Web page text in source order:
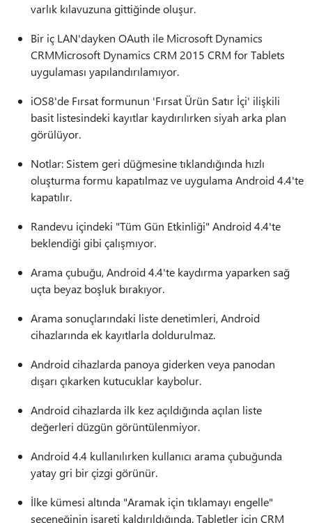
varlık kılavuzuna gittiğinde oluşur.
Bir iç LAN'dayken OAuth ile Microsoft Dynamics
CRMMicrosoft Dynamics CRM 2015 CRM for Tablets
uygulaması yapılandırılamıyor.
iOS8'de Fırsat formunun 'Fırsat Ürün Satır İçi' ilişkili
basit listesindeki kayıtlar kaydırılırken siyah arka plan
görülüyor.
Notlar: Sistem geri düğmesine tıklandığında hızlı
oluşturma formu kapatılmaz ve uygulama Android 4.4'te
kapatılır.
Randevu içindeki "Tüm Gün Etkinliği" Android 4.4'te
beklendiği gibi çalışmıyor.
Arama çubuğu, Android 4.4'te kaydırma yaparken sağ
uçta beyaz boşluk bırakıyor.
Arama sonuçlarındaki liste denetimleri, Android
cihazlarında ek kayıtlarla doldurulmaz.
Android cihazlarda panoya giderken veya panodan
dışarı çıkarken kutucuklar kaybolur.
Android cihazlarda ilk kez açıldığında açılan liste
değerleri düzgün görüntülenmiyor.
Android 4.4 kullanılırken kullanıcı arama çubuğunda
yatay gri bir çizgi görünür.
İlke kümesi altında "Aramak için tıklamayı engelle"
seçeneğinin işareti kaldırıldığında. Tabletler için CRM